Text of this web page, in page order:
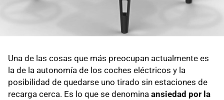
Una de las cosas que más preocupan actualmente es
la de la autonomía de los coches eléctricos y la
posibilidad de quedarse uno tirado sin estaciones de
recarga cerca. Es lo que se denomina ansiedad por la